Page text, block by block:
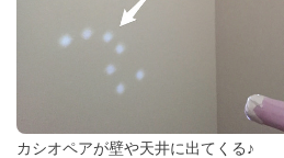
カシオペアが壁や天井に出てくる♪